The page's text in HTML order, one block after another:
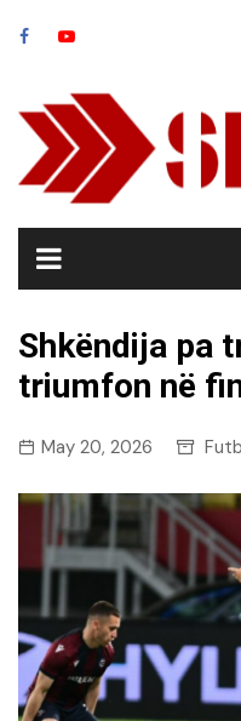
Shkëndija pa
triumfon në
May 20, 2026